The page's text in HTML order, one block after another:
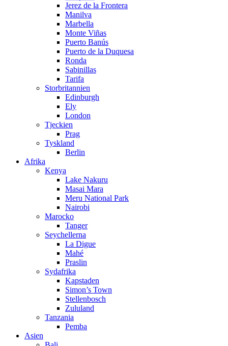
Jerez de la Frontera
Manilva
Marbella
Monte Viñas
Puerto Banús
Puerto de la Duquesa
Ronda
Sabinillas
Tarifa
Storbritannien
Edinburgh
Ely
London
Tjeckien
Prag
Tyskland
Berlin
Afrika
Kenya
Lake Nakuru
Masai Mara
Meru National Park
Nairobi
Marocko
Tanger
Seychellerna
La Digue
Mahé
Praslin
Sydafrika
Kapstaden
Simon’s Town
Stellenbosch
Zululand
Tanzania
Pemba
Asien